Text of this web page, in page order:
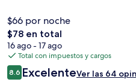
$66 por noche
El
precio
total
es
de
$78 en total
16 ago - 17 ago
Total con impuestos y cargos
Opiniones
8.68.6 de 10,
ExcelenteVer las 64